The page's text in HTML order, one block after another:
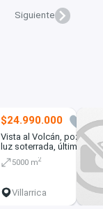
Siguiente
$24.990.000
2
Vista al Volcán, pozo,
luz soterrada, últimas
opciones
5000 m2
Villarrica